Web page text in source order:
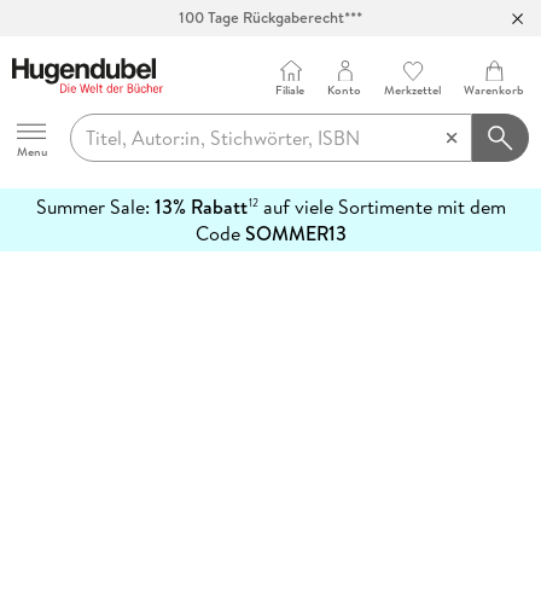
100 Tage Rückgaberecht***
Hugendubel
Menu
Filiale Konto Merkzettel Warenkorb
Summer Sale: 13% Rabatt12auf viele Sortimente mit dem
CodeSOMMER13
erfahren